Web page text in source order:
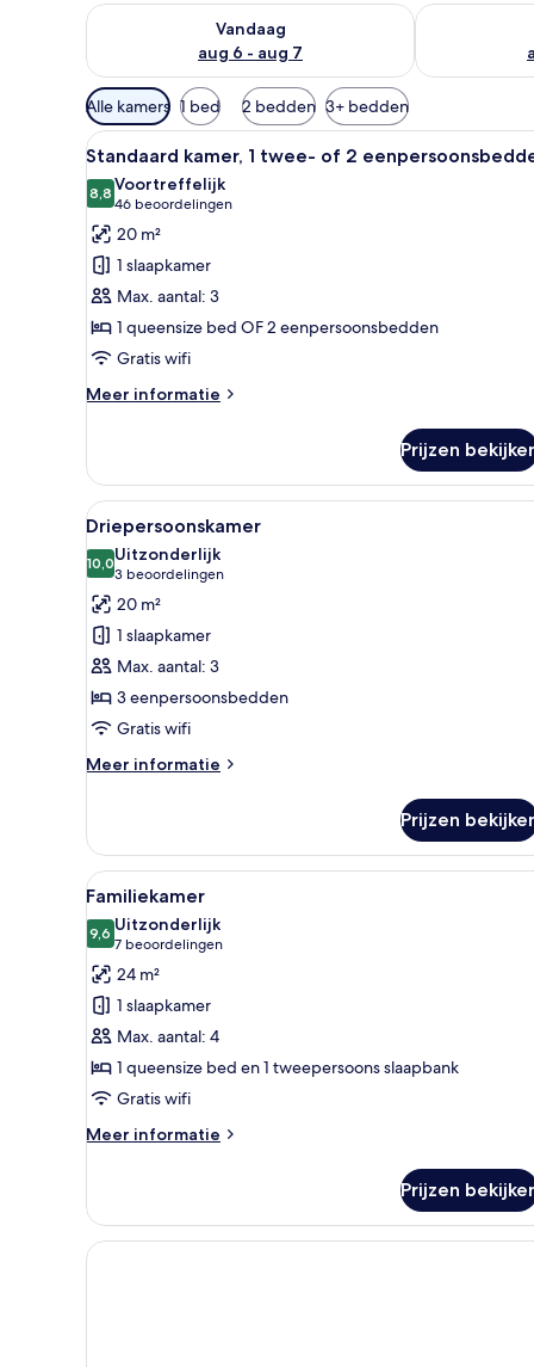
Vandaag
aug 6 - aug 7
De beschikbaarheid controleren voor vanavond aug
De
Beschikbare
filters
voor
kamers
Alle kamers 1 bed 2 bedden 3+ bedden
Alle
foto's
voor
Standaard
kamer,
twee-
of
2
eenpersoonsbedden
Twee eenpersoonsbedden
10
Standaard kamer, 1 twee- of 2
8,88,8 van 10
Voortreffelijk
46 beoordelingen
(46
beoordelingen)
20 m²
1 slaapkamer
Max. aantal: 3
1 queensize bed OF 2 eenpersoonsbedden
Gratis wifi
Meer informatie
Meer
kamer,
twee-
2
eenpersoonsbedden
Prijzen
Alle
foto's
voor
Driepersoonskamer
laden
Een hotelkamer met twee
4
Driepersoonskamer
10,010,0 van 10
Uitzonderlijk
3 beoordelingen
(3
beoordelingen)
20 m²
1 slaapkamer
Max. aantal: 3
3 eenpersoonsbedden
Gratis wifi
Meer informatie
Meer
Prijzen
Alle
foto's
voor
Familiekamer
laden
Een hotelkamer met een
11
Familiekamer
9,69,6 van 10
Uitzonderlijk
7 beoordelingen
(7
beoordelingen)
24 m²
1 slaapkamer
Max. aantal: 4
1 queensize bed en 1 tweepersoons slaapbank
Gratis wifi
Meer informatie
Meer
Prijzen